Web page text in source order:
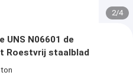
2/4
UNS N06601 de
Roestvrij staalblad